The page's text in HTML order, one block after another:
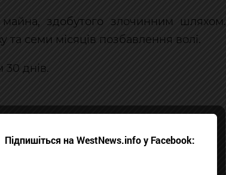
здобутого злочинним шляхом.
та семи місяців позбавлення волі.
днів.
Підпишіться на WestNews.info у Facebook: